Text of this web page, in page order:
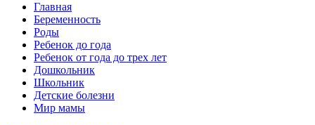
Главная
Беременность
Роды
Ребенок до года
Ребенок от года до трех лет
Дошкольник
Школьник
Детские болезни
Мир мамы